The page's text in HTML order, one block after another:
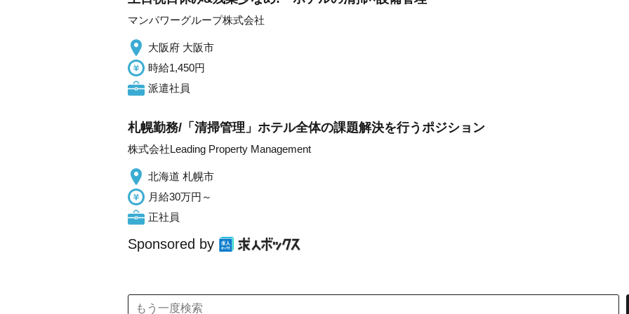
マンパワーグループ株式会社
大阪府 大阪市
時給1,450円
派遣社員
札幌勤務/「清掃管理」ホテル全体の課題解決を行うポジション
株式会社Leading Property Management
北海道 札幌市
月給30万円～
正社員
Sponsored by